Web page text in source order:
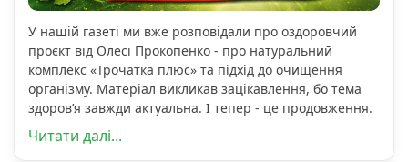
У нашій газеті ми вже розповідали про оздоровчий
проєкт від Олесі Прокопенко - про натуральний
комплекс «Трочатка плюс» та підхід до очищення
організму. Матеріал викликав зацікавлення, бо тема
здоров’я завжди актуальна. І тепер - це продовження.
Читати далі...